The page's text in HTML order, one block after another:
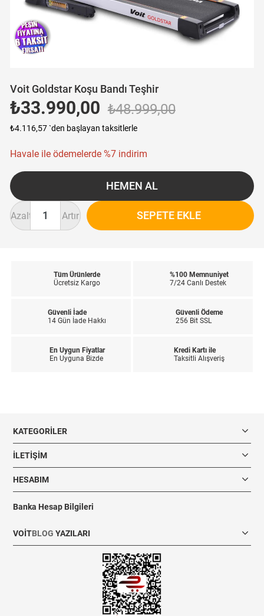
Yeni Ürün
Voit Goldstar Koşu Bandı Teşhir
₺48.999,00
₺33.990,00
₺4.116,57 `den başlayan taksitlerle
Havale ile ödemelerde %7 indirim
Artır
Azalt
Tüm Ürünlerde
Ücretsiz Kargo
%100 Memnuniyet
7/24 Canlı Destek
Güvenli İade
14 Gün İade Hakkı
Güvenli Ödeme
256 Bit SSL
En Uygun Fiyatlar
En Uyguna Bizde
Kredi Kartı ile
Taksitli Alışveriş
KATEGORILER
İLETIŞIM
HESABIM
Banka Hesap Bilgileri
VOITBLOG YAZILARI